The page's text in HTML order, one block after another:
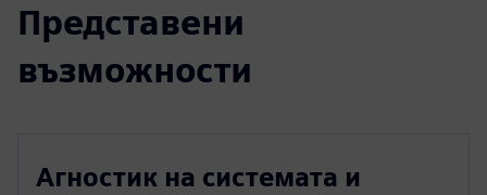
Представени
възможности
Агностик на системата и